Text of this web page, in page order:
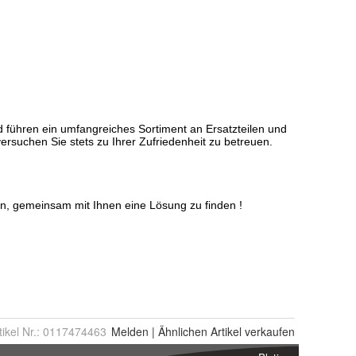
Nr.: 0117474463 Melden | Ähnlichen Artikel verkaufen